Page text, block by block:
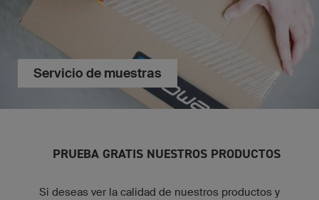
Servicio de muestras
PRUEBA GRATIS NUESTROS PRODUCTOS
Si deseas ver la calidad de nuestros productos y